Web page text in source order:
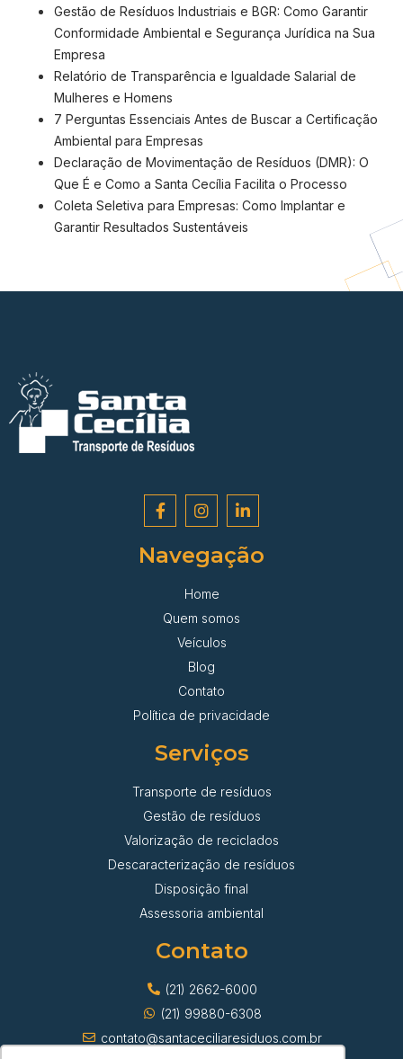
Gestão de Resíduos Industriais e BGR: Como Garantir
Conformidade Ambiental e Segurança Jurídica na Sua
Empresa
Relatório de Transparência e Igualdade Salarial de
Mulheres e Homens
7 Perguntas Essenciais Antes de Buscar a Certificação
Ambiental para Empresas
Declaração de Movimentação de Resíduos (DMR): O
Que É e Como a Santa Cecília Facilita o Processo
Coleta Seletiva para Empresas: Como Implantar e
Garantir Resultados Sustentáveis
Navegação
Home
Quem somos
Veículos
Blog
Contato
Política de privacidade
Serviços
Transporte de resíduos
Gestão de resíduos
Valorização de reciclados
Descaracterização de resíduos
Disposição final
Assessoria ambiental
Contato
(21) 2662-6000
(21) 99880-6308
contato@santaceciliaresiduos.com.br